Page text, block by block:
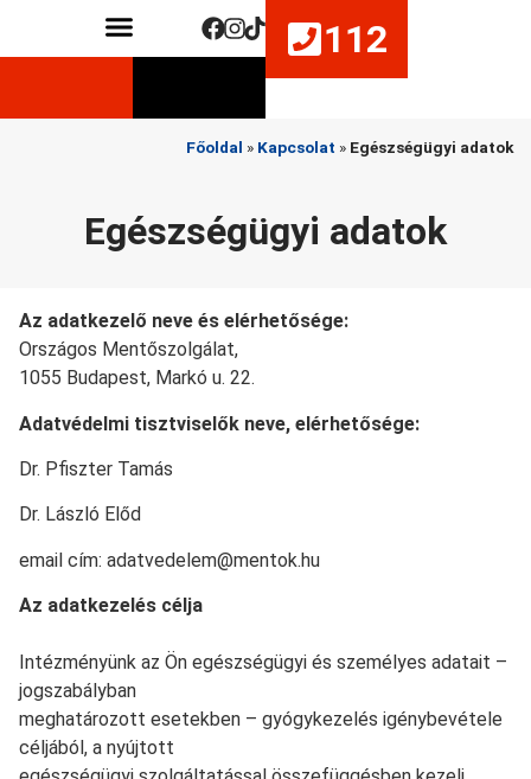
112
Főoldal » Kapcsolat » Egészségügyi adatok
Egészségügyi adatok
Az adatkezelő neve és elérhetősége:
Országos Mentőszolgálat,
1055 Budapest, Markó u. 22.
Adatvédelmi tisztviselők neve, elérhetősége:
Dr. Pfiszter Tamás
Dr. László Előd
email cím: adatvedelem@mentok.hu
Az adatkezelés célja
Intézményünk az Ön egészségügyi és személyes adatait –
jogszabályban
meghatározott esetekben – gyógykezelés igénybevétele
céljából, a nyújtott